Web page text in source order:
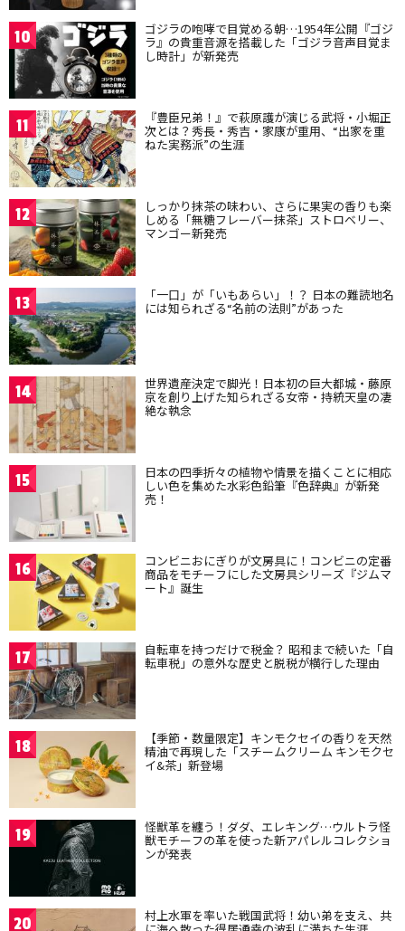
10 ゴジラの咆哮で目覚める朝…1954年公開『ゴジ
ラ』の貴重音源を搭載した「ゴジラ音声目覚ま
し時計」が新発売
11 『豊臣兄弟！』で萩原護が演じる武将・小堀正
次とは？秀長・秀吉・家康が重用、“出家を重
ねた実務派”の生涯
12 しっかり抹茶の味わい、さらに果実の香りも楽
しめる「無糖フレーバー抹茶」ストロベリー、
マンゴー新発売
13 「一口」が「いもあらい」！？ 日本の難読地名
には知られざる“名前の法則”があった
14 世界遺産決定で脚光！日本初の巨大都城・藤原
京を創り上げた知られざる女帝・持統天皇の凄
絶な執念
15 日本の四季折々の植物や情景を描くことに相応
しい色を集めた水彩色鉛筆『色辞典』が新発
売！
16 コンビニおにぎりが文房具に！コンビニの定番
商品をモチーフにした文房具シリーズ『ジムマ
ート』誕生
17 自転車を持つだけで税金？ 昭和まで続いた「自
転車税」の意外な歴史と脱税が横行した理由
18 【季節・数量限定】キンモクセイの香りを天然
精油で再現した「スチームクリーム キンモクセ
イ&茶」新登場
19 怪獣革を纏う！ダダ、エレキング…ウルトラ怪
獣モチーフの革を使った新アパレルコレクショ
ンが発表
20 村上水軍を率いた戦国武将！幼い弟を支え、共